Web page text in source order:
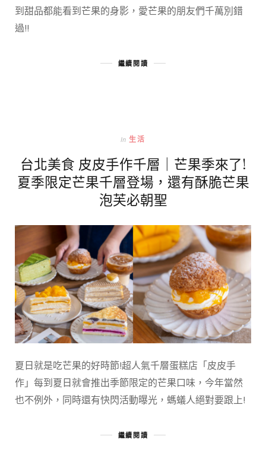
到甜品都能看到芒果的身影，愛芒果的朋友們千萬別錯
過!!
繼續閱讀
In 生活
台北美食 皮皮手作千層｜芒果季來了!
夏季限定芒果千層登場，還有酥脆芒果
泡芙必朝聖
夏日就是吃芒果的好時節!超人氣千層蛋糕店「皮皮手
作」每到夏日就會推出季節限定的芒果口味，今年當然
也不例外，同時還有快閃活動曝光，螞蟻人絕對要跟上!
繼續閱讀